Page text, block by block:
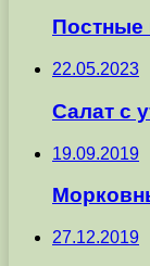
Постные
22.05.2023
Салат с
19.09.2019
27.12.2019